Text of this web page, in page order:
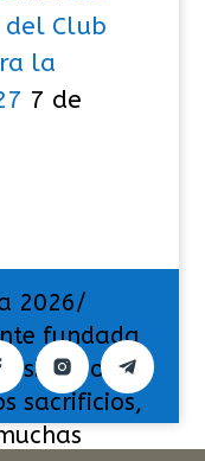
Club
la
7 de
2026/
fundada
por
sacrificios,